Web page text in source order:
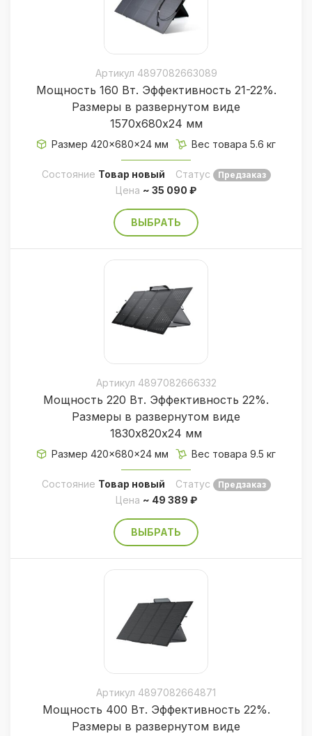
Артикул 4897082663089
Мощность 160 Вт. Эффективность 21-22%.
Размеры в развернутом виде
1570х680х24 мм
Размер 420×680×24 мм Вес товара 5.6 кг
Состояние Товар новый Статус Предзаказ
Цена ~ 35 090 ₽
ВЫБРАТЬ
Артикул 4897082666332
Мощность 220 Вт. Эффективность 22%.
Размеры в развернутом виде
1830х820х24 мм
Размер 420×680×24 мм Вес товара 9.5 кг
Состояние Товар новый Статус Предзаказ
Цена ~ 49 389 ₽
ВЫБРАТЬ
Артикул 4897082664871
Мощность 400 Вт. Эффективность 22%.
Размеры в развернутом виде